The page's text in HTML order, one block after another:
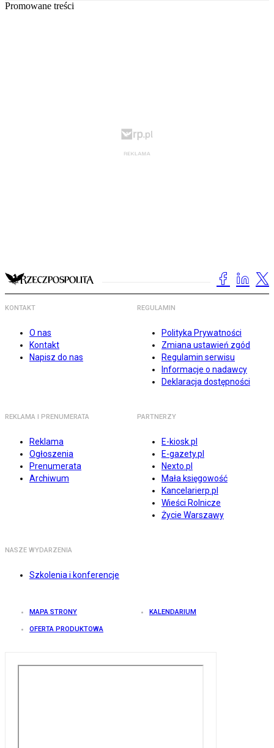
Promowane treści
KONTAKT
O nas
Kontakt
Napisz do nas
REGULAMIN
Polityka Prywatności
Zmiana ustawień zgód
Regulamin serwisu
Informacje o nadawcy
Deklaracja dostępności
REKLAMA I PRENUMERATA
Reklama
Ogłoszenia
Prenumerata
Archiwum
PARTNERZY
E-kiosk.pl
E-gazety.pl
Nexto.pl
Mała księgowość
Kancelarierp.pl
Wieści Rolnicze
Życie Warszawy
NASZE WYDARZENIA
Szkolenia i konferencje
MAPA STRONY KALENDARIUM
OFERTA PRODUKTOWA